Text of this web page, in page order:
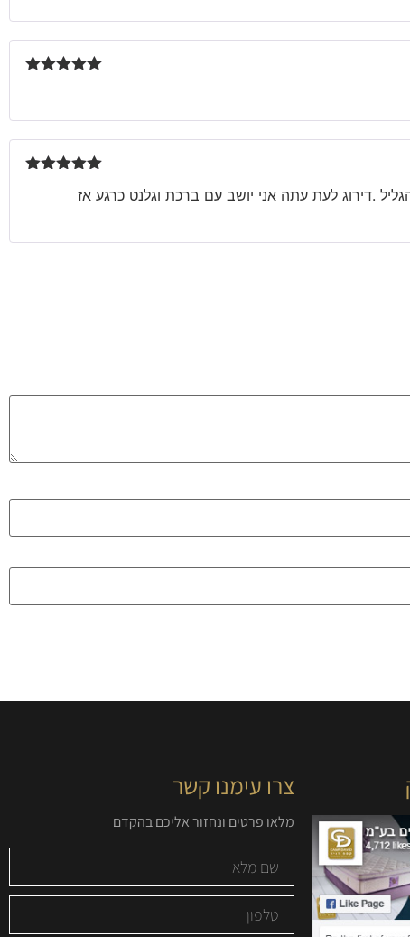
5
.דירוג לעת עתה אני יושב עם ברכת וגלנט כרגע אז
צרו עימנו קשר
מלאו פרטים ונחזור אליכם בהקדם